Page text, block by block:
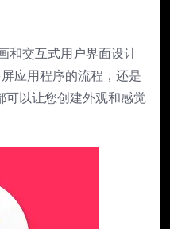
和交互式用户界面设计
应用程序的流程，还是
以让您创建外观和感觉